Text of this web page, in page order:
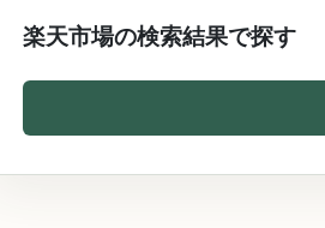
楽天市場の検索結果で探す